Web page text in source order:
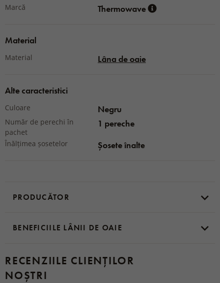
Marcă Thermowave
Material
Material Lâna de oaie
Alte caracteristici
Culoare Negru
Număr de perechi în
pachet
1 pereche
Înălțimea șosetelor Șosete înalte
PRODUCĂTOR
BENEFICIILE LÂNII DE OAIE
RECENZIILE CLIENȚILOR
NOȘTRI